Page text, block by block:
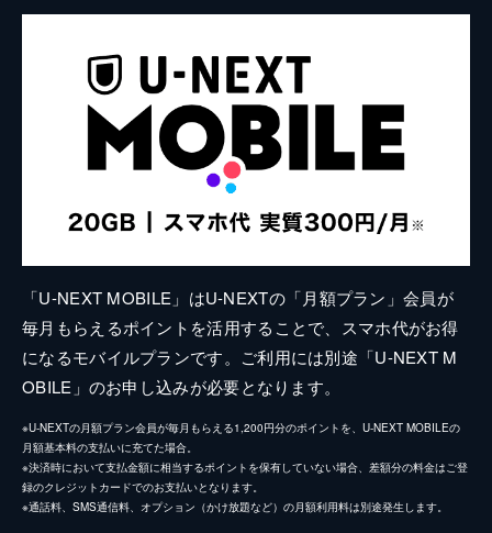
「U-NEXT MOBILE」はU-NEXTの「月額プラン」会員が
毎月もらえるポイントを活用することで、スマホ代がお得
になるモバイルプランです。ご利用には別途「U-NEXT M
OBILE」のお申し込みが必要となります。
※U-NEXTの月額プラン会員が毎月もらえる1,200円分のポイントを、U-NEXT MOBILEの
月額基本料の支払いに充てた場合。
※決済時において支払金額に相当するポイントを保有していない場合、差額分の料金はご登
録のクレジットカードでのお支払いとなります。
※通話料、SMS通信料、オプション（かけ放題など）の月額利用料は別途発生します。